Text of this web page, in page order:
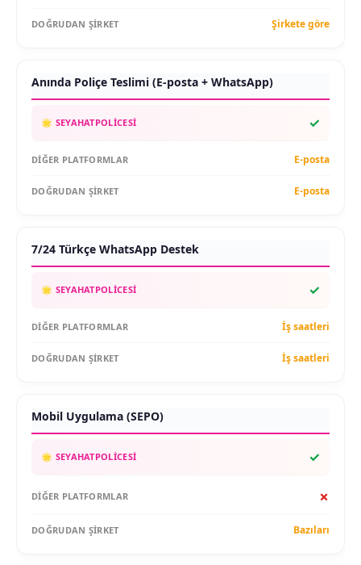
Şirkete göre
Anında Poliçe Teslimi (E-posta + WhatsApp)
✓
E-posta
E-posta
7/24 Türkçe WhatsApp Destek
✓
İş saatleri
İş saatleri
Mobil Uygulama (SEPO)
✓
✗
Bazıları